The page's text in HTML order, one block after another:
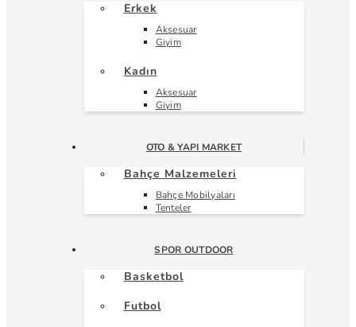
Erkek
Aksesuar
Giyim
Kadın
Aksesuar
Giyim
OTO & YAPI MARKET
Bahçe Malzemeleri
Bahçe Mobilyaları
Tenteler
SPOR OUTDOOR
Basketbol
Futbol